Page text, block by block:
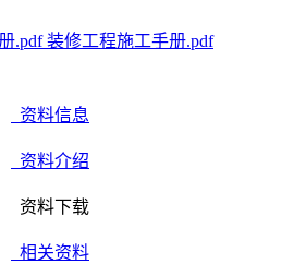
装修工程施工手册.pdf
资料信息
资料介绍
资料下载
相关资料